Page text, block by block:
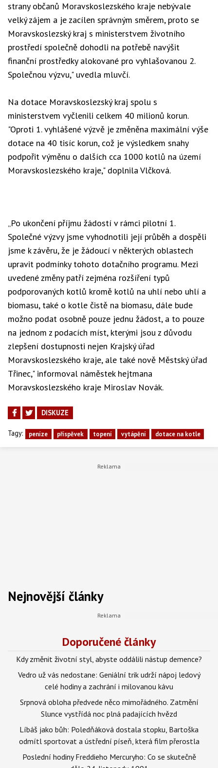
strany občanů Moravskoslezského kraje nebývale
velký zájem a je zacílen správným směrem, proto se
Moravskoslezský kraj s ministerstvem životního
prostředí společně dohodli na potřebě navýšit
finanční prostředky alokované pro vyhlašovanou 2.
Společnou výzvu," uvedla mluvčí.
Na dotace Moravskoslezský kraj spolu s
ministerstvem vyčlenili celkem 40 milionů korun.
"Oproti 1. vyhlášené výzvě je změněna maximální výše
dotace na 40 tisíc korun, což je výsledkem snahy
podpořit výměnu o dalších cca 1000 kotlů na území
Moravskoslezského kraje," doplnila Vlčková.
„Po ukončení příjmu žádostí v rámci pilotní 1.
Společné výzvy jsme vyhodnotili její průběh a dospěli
jsme k závěru, že je žádoucí v některých oblastech
upravit podmínky tohoto dotačního programu. Mezi
uvedené změny patří zejména rozšíření typů
podporovaných kotlů kromě kotlů na uhlí nebo uhlí a
biomasu, také o kotle čistě na biomasu, dále bude
možno podat osobně pouze jednu žádost, a to pouze
na jednom z podacích míst, kterými jsou z důvodu
zlepšení dostupnosti nejen Krajský úřad
Moravskoslezského kraje, ale také nově Městský úřad
Třinec," informoval náměstek hejtmana
Moravskoslezského kraje Miroslav Novák.
DISKUZE
Tagy: peníze příspěvek topení vytápění dotace na kotle
Nejnovější články
Doporučené články
Kdy změnit životní styl, abyste oddálili nástup demence?
Vedro už vás nedostane: Geniální trik udrží nápoj ledový
celé hodiny a zachrání i milovanou kávu
Srpnová obloha předvede něco mimořádného. Zatmění
Slunce vystřídá noc plná padajících hvězd
Líbáš jako bůh: Poledňáková dostala stopku, Bartoška
odmítl sportovat a ústřední píseň, která film přerostla
Poslední hodiny Freddieho Mercuryho: Co se skutečně